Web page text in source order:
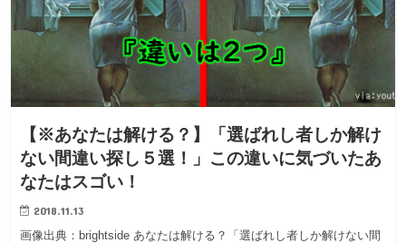
【※あなたは解ける？】「選ばれし者しか解け
ない間違い探し５選！」この違いに気づいたあ
なたはスゴい！
2018.11.13
画像出典：brightside あなたは解ける？「選ばれし者しか解けない間